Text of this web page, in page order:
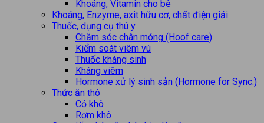
Khoáng, Vitamin cho bê
Khoáng, Enzyme, axit hữu cơ, chất điện giải
Thuốc, dụng cụ thú y
Chăm sóc chân móng (Hoof care)
Kiểm soát viêm vú
Thuốc kháng sinh
Kháng viêm
Hormone xử lý sinh sản (Hormone for Sync.)
Thức ăn thô
Cỏ khô
Rơm khô